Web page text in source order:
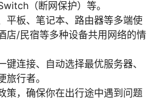
（断网保护）等。
平板、笔记本、路由器等多端使
店/民宿等多种设备共用网络的情
键连接、自动选择最优服务器、
行者。
策，确保你在出行途中遇到问题